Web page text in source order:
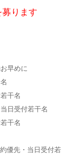
募ります
早めに
干名
日受付若干名
干名
約優先・当日受付若